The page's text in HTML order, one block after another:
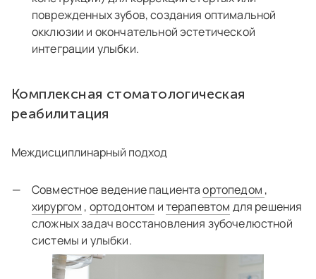
поврежденных зубов, создания оптимальной
окклюзии и окончательной эстетической
интеграции улыбки.
Комплексная стоматологическая
реабилитация
Междисциплинарный подход
Совместное ведение пациентаортопедом ,
хирургом , ортодонтом итерапевтом для решения
сложных задач восстановления зубочелюстной
системы и улыбки.